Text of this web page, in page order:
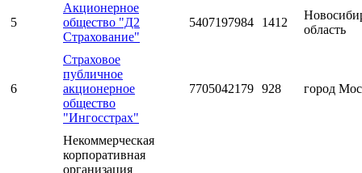
5
Акционерное
общество "Д2
Страхование"
5407197984 1412
область
6
Страховое
публичное
акционерное
общество
"Ингосстрах"
7705042179 928 город
Некоммерческая
корпоративная
организация